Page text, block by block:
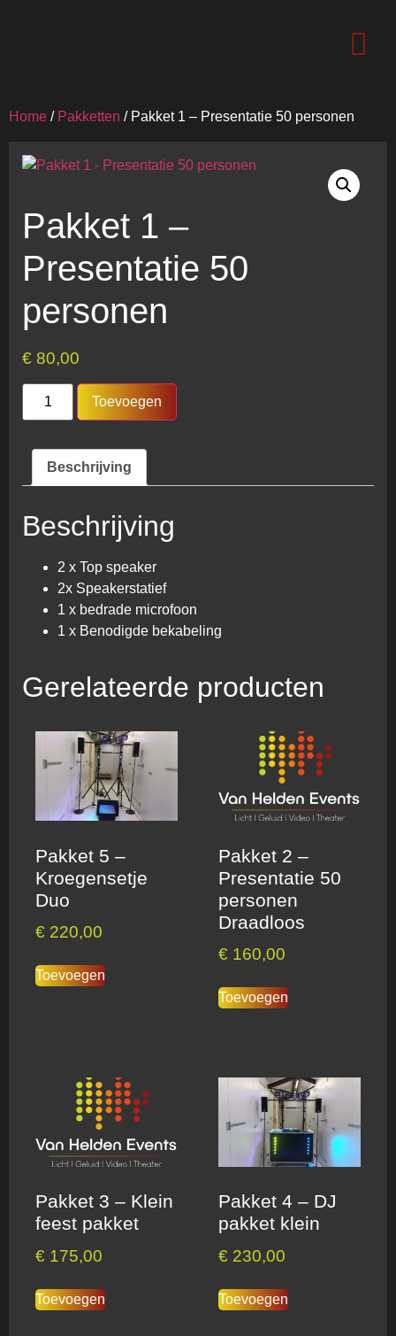
Home / Pakketten / Pakket 1 – Presentatie 50 personen
Pakket 1 –
Presentatie 50
personen
€ 80,00
Toevoegen
Beschrijving
Beschrijving
2 x Top speaker
2x Speakerstatief
1 x bedrade microfoon
1 x Benodigde bekabeling
Gerelateerde producten
Pakket 5 –
Kroegensetje
Duo
€ 220,00
Toevoegen
Pakket 2 –
Presentatie 50
personen
Draadloos
€ 160,00
Toevoegen
Pakket 3 – Klein
feest pakket
€ 175,00
Toevoegen
Pakket 4 – DJ
pakket klein
€ 230,00
Toevoegen